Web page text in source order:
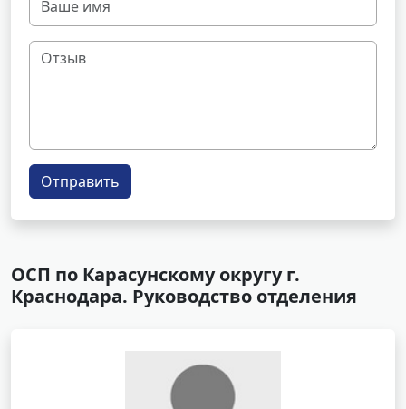
Отправить
ОСП по Карасунскому округу г.
Краснодара. Руководство отделения